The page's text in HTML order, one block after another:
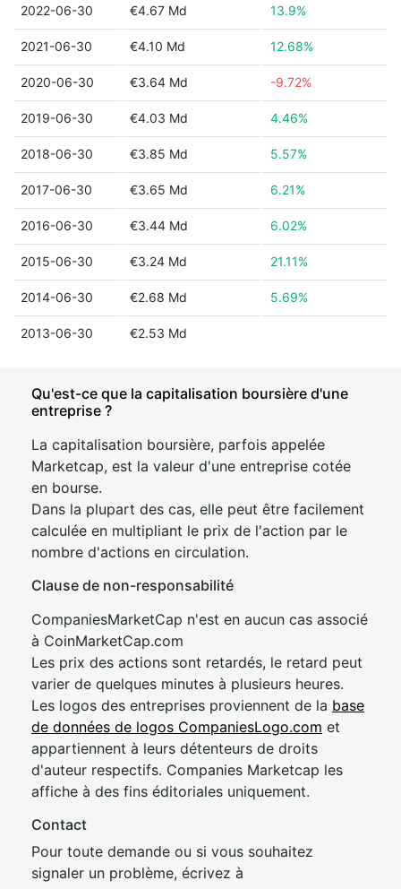
2022-06-30 €4.67 Md 13.9%
2021-06-30 €4.10 Md 12.68%
2020-06-30 €3.64 Md -9.72%
2019-06-30 €4.03 Md 4.46%
2018-06-30 €3.85 Md 5.57%
2017-06-30 €3.65 Md 6.21%
2016-06-30 €3.44 Md 6.02%
2015-06-30 €3.24 Md 21.11%
2014-06-30 €2.68 Md 5.69%
2013-06-30 €2.53 Md
Qu'est-ce que la capitalisation boursière d'une
entreprise ?
La capitalisation boursière, parfois appelée
Marketcap, est la valeur d'une entreprise cotée
en bourse.
Dans la plupart des cas, elle peut être facilement
calculée en multipliant le prix de l'action par le
nombre d'actions en circulation.
Clause de non-responsabilité
CompaniesMarketCap n'est en aucun cas associé
à CoinMarketCap.com
Les prix des actions sont retardés, le retard peut
varier de quelques minutes à plusieurs heures.
Les logos des entreprises proviennent de la base
de données de logos CompaniesLogo.com et
appartiennent à leurs détenteurs de droits
d'auteur respectifs. Companies Marketcap les
affiche à des fins éditoriales uniquement.
Contact
Pour toute demande ou si vous souhaitez
signaler un problème, écrivez à